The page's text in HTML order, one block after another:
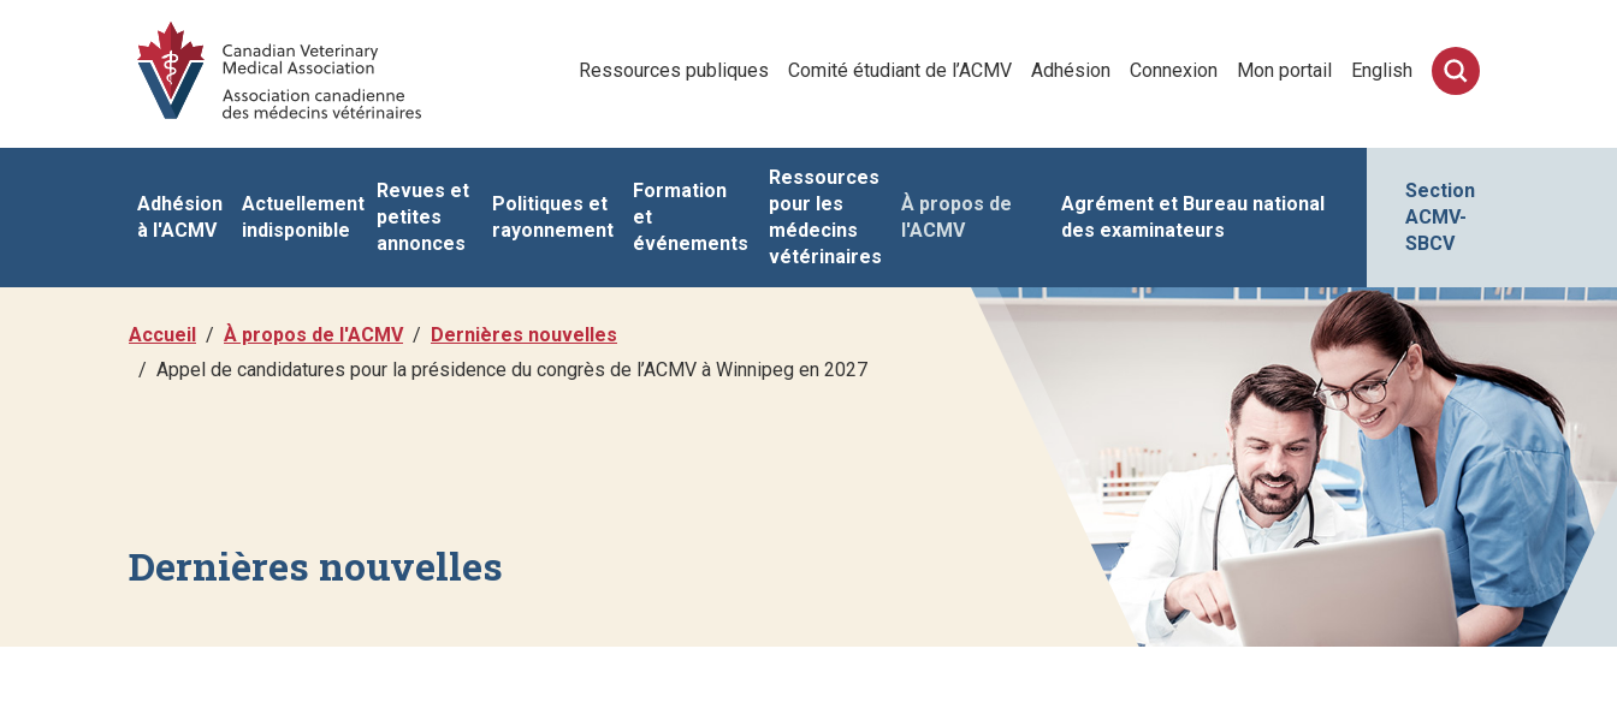
Ressources publiques Comité étudiant de l’ACMV Adhésion Connexion Mon portail English
Adhésion
à l'ACMV
Actuellement
indisponible
Revues et
petites
annonces
Politiques et
rayonnement
Formation
et
événements
Ressources
pour les
médecins
vétérinaires
À propos de
l'ACMV
Agrément et Bureau national
des examinateurs
Section
ACMV-
SBCV
Accueil À propos de l'ACMV
Dernières nouvelles
Appel de candidatures pour la présidence du congrès de l’ACMV à Winnipeg en 2027
Dernières nouvelles